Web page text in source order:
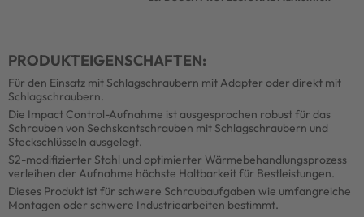
PRODUKTEIGENSCHAFTEN:
Für den Einsatz mit Schlagschraubern mit Adapter oder direkt mit
Schlagschraubern.
Die Impact Control-Aufnahme ist ausgesprochen robust für das
Schrauben von Sechskantschrauben mit Schlagschraubern und
Steckschlüsseln ausgelegt.
S2-modifizierter Stahl und optimierter Wärmebehandlungsprozess
verleihen der Aufnahme höchste Haltbarkeit für Bestleistungen.
Dieses Produkt ist für schwere Schraubaufgaben wie umfangreiche
Montagen oder schwere Industriearbeiten bestimmt.